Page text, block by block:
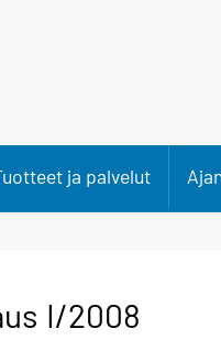
ja palvelut
I/2008